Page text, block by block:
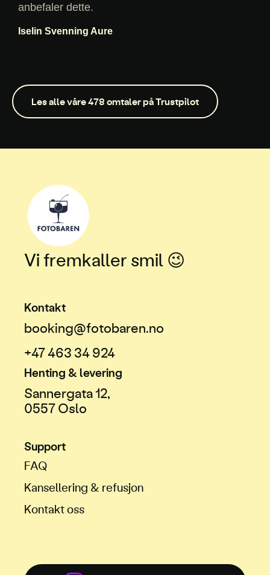
anbefaler dette.
Iselin Svenning Aure
Les alle våre 478 omtaler på Trustpilot
Vi fremkaller smil 😉
Kontakt
booking@fotobaren.no
+47 463 34 924
Henting & levering
Sannergata 12,
0557 Oslo
Support
FAQ
Kansellering & refusjon
Kontakt oss